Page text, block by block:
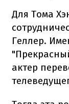
Для Тома
Геллер.
актер